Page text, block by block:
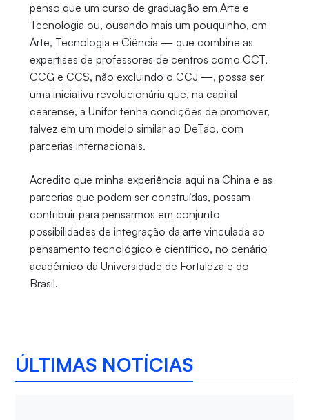
penso que um curso de graduação em Arte e
Tecnologia ou, ousando mais um pouquinho, em
Arte, Tecnologia e Ciência — que combine as
expertises de professores de centros como CCT,
CCG e CCS, não excluindo o CCJ —, possa ser
uma iniciativa revolucionária que, na capital
cearense, a Unifor tenha condições de promover,
talvez em um modelo similar ao DeTao, com
parcerias internacionais.
Acredito que minha experiência aqui na China e as
parcerias que podem ser construídas, possam
contribuir para pensarmos em conjunto
possibilidades de integração da arte vinculada ao
pensamento tecnológico e científico, no cenário
acadêmico da Universidade de Fortaleza e do
Brasil.
ÚLTIMAS NOTÍCIAS